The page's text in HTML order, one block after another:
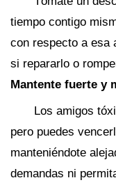
tiempo contigo
con respecto a esa
si repararlo o
Mantente fuerte y
Los amigos
pero puedes
manteniéndote
demandas ni